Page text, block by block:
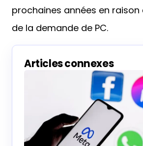
prochaines années en raison
de la demande de PC.
Articles connexes